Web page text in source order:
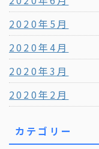
2020年5月
2020年4月
2020年3月
2020年2月
カテゴリー